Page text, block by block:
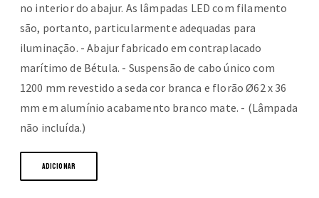
no interior do abajur. As lâmpadas LED com filamento
são, portanto, particularmente adequadas para
iluminação. - Abajur fabricado em contraplacado
marítimo de Bétula. - Suspensão de cabo único com
1200 mm revestido a seda cor branca e florão Ø62 x 36
mm em alumínio acabamento branco mate. - (Lâmpada
não incluída.)
ADICIONAR